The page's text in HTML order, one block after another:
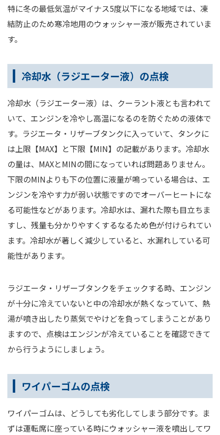
特に冬の最低気温がマイナス5度以下になる地域では、凍
結防止のため寒冷地用のウォッシャー液が販売されていま
す。
冷却水（ラジエーター液）の点検
冷却水（ラジエーター液）は、クーラント液とも言われて
いて、エンジンを冷やし高温になるのを防ぐための液体で
す。ラジエータ・リザーブタンクに入っていて、タンクに
は上限【MAX】と下限【MIN】の記載があります。冷却水
の量は、MAXとMINの間になっていれば問題ありません。
下限のMINよりも下の位置に液量が鳴っている場合は、エ
ンジンを冷やす力が弱い状態ですのでオーバーヒートにな
る可能性などがあります。冷却水は、漏れた際も目立ちま
すし、残量も分かりやすくするなるため色が付けられてい
ます。冷却水が著しく減少していると、水漏れしている可
能性があります。
ラジエータ・リザーブタンクをチェックする時、エンジン
が十分に冷えていないと中の冷却水が熱くなっていて、熱
湯が噴き出したり蒸気でやけどを負ってしまうことがあり
ますので、点検はエンジンが冷えていることを確認できて
から行うようにしましょう。
ワイパーゴムの点検
ワイパーゴムは、どうしても劣化してしまう部分です。ま
ずは運転席に座っている時にウォッシャー液を噴出してワ